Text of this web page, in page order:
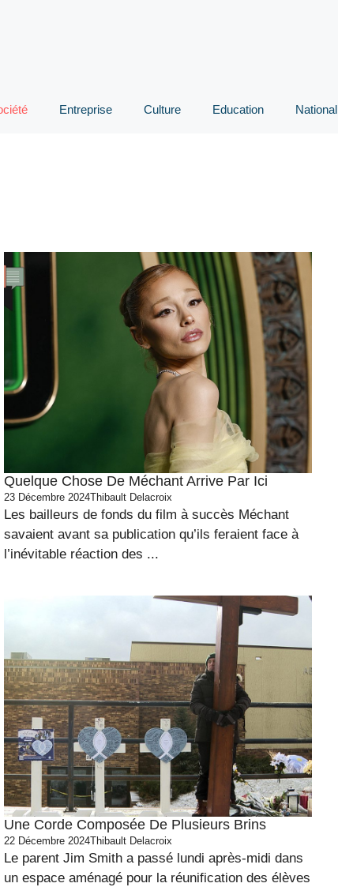
Entreprise Culture Education National
Quelque Chose De Méchant Arrive Par Ici
23 Décembre 2024Thibault Delacroix
Les bailleurs de fonds du film à succès Méchant
savaient avant sa publication qu’ils feraient face à
l’inévitable réaction des ...
Une Corde Composée De Plusieurs Brins
22 Décembre 2024Thibault Delacroix
Le parent Jim Smith a passé lundi après-midi dans
un espace aménagé pour la réunification des élèves